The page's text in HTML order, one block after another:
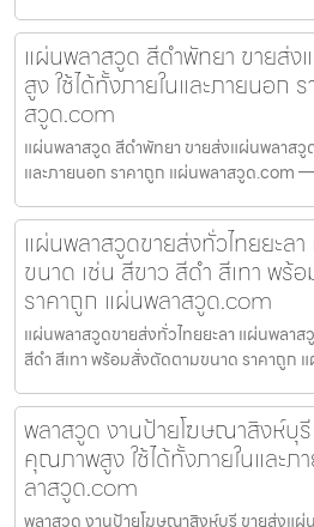
แผ่นพลาสวูด สีดำพัทยา ขายส่
สูง ใช้ได้ทั้งภายในและภายนอก
สวูด.com
แผ่นพลาสวูด สีดำพัทยา ขายส่งแผ่นพลาสวู
และภายนอก ราคาถูก แผ่นพลาสวูด.com
แผ่นพลาสวูดขายส่งทั่วไทยยะล
ขนาด เช่น สีขาว สีดำ สีเทา พร้
ราคาถูก แผ่นพลาสวูด.com
แผ่นพลาสวูดขายส่งทั่วไทยยะลา แผ่นพลาส
สีดำ สีเทา พร้อมสั่งตัดตามขนาด ราคาถูก
พลาสวูด งานป้ายโฆษณาสิงห์บุ
คุณภาพสูง ใช้ได้ทั้งภายในและ
ลาสวูด.com
พลาสวูด งานป้ายโฆษณาสิงห์บุรี ขายส่งแ